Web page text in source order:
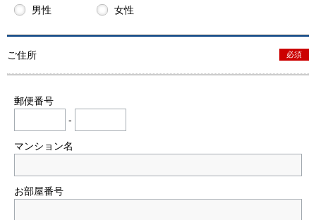
男性 女性
ご住所 必須
郵便番号
-
マンション名
お部屋番号